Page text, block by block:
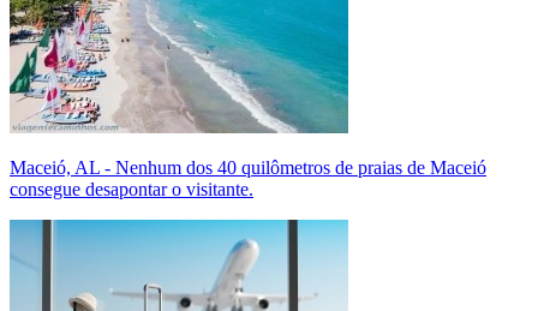
Maceió, AL - Nenhum dos 40 quilômetros de praias de Maceió
consegue desapontar o visitante.